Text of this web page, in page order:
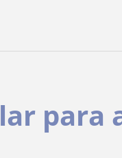
para